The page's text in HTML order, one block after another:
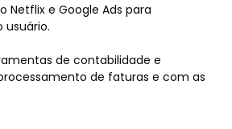
Netflix e Google Ads para
de contabilidade e
de faturas e com as